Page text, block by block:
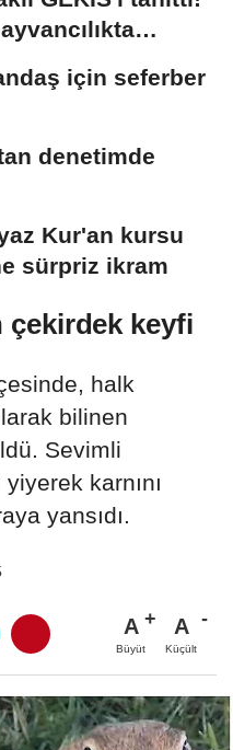
için seferber
denetimde
Kur'an kursu
sürpriz ikram
çekirdek keyfi
halk
bilinen
Sevimli
karnını
yansıdı.
A
Büyüt
A
Küçült